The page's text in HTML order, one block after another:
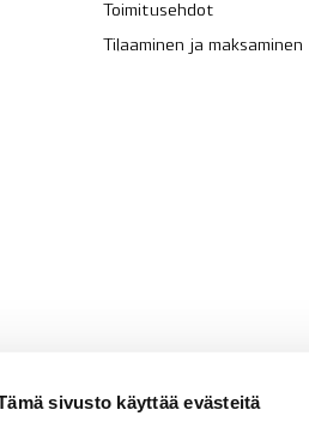
sivusto käyttää evästeitä
Toimitusehdot
Tilaaminen ja maksaminen